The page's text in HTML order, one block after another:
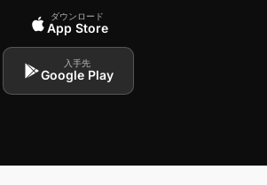
ダウンロード
App Store
入手先
Google Play